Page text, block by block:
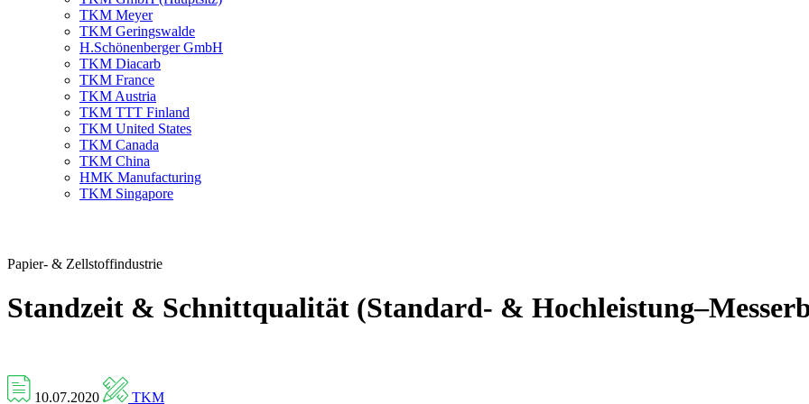
TKM Meyer
TKM Geringswalde
H.Schönenberger GmbH
TKM Diacarb
TKM France
TKM Austria
TKM TTT Finland
TKM United States
TKM Canada
TKM China
HMK Manufacturing
TKM Singapore
Papier- & Zellstoffindustrie
Standzeit & Schnittqualität (Standard- &
10.07.2020 TKM